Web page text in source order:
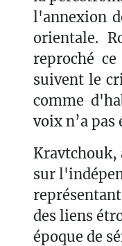
l'annexion
orientale.
reproché
suivent le
comme
voix n’a pas
sur
des liens
époque de